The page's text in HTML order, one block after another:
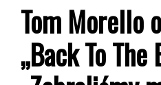
Tom Morello
„Back To The